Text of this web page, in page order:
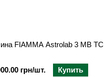
FIAMMA Astrolab 3 MB TC
грн/шт. Купить